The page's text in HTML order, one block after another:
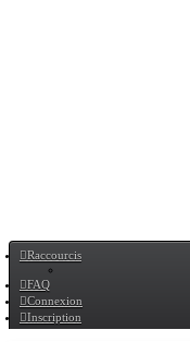
Raccourcis
FAQ
Connexion
Inscription